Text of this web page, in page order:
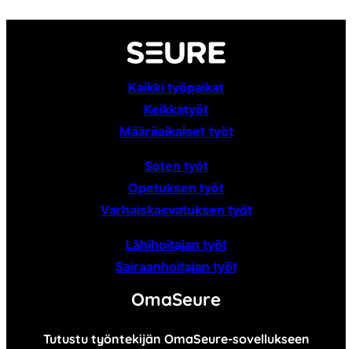
Kaikki työpaikat
Keikkatyöt
Määräaikaiset työt
Soten työt
Opetuksen työt
Varhaiskasvatuksen työt
Lähihoitajan työt
Sairaanhoitajan työt
OmaSeure
Tutustu työntekijän OmaSeure-sovellukseen